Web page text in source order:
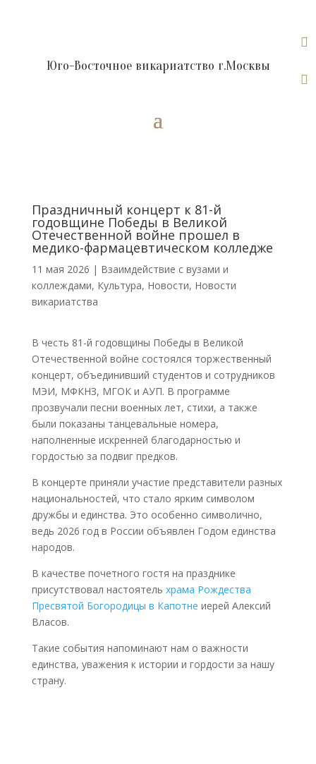


Юго-Восточное викариатство г.Москвы
Праздничный концерт к 81-й
годовщине Победы в Великой
Отечественной войне прошел в
медико-фармацевтическом колледже
11 мая 2026 | Взаимдействие с вузами и
коллеждами, Культура, Новости, Новости
викариатства
В честь 81-й годовщины Победы в Великой
Отечественной войне состоялся торжественный
концерт, объединивший студентов и сотрудников
МЭИ, МФКНЗ, МГОК и АУП. В программе
прозвучали песни военных лет, стихи, а также
были показаны танцевальные номера,
наполненные искренней благодарностью и
гордостью за подвиг предков.
В концерте приняли участие представители разных
национальностей, что стало ярким символом
дружбы и единства. Это особенно символично,
ведь 2026 год в России объявлен Годом единства
народов.
В качестве почетного гостя на празднике
присутствовал настоятель храма Рождества
Пресвятой Богородицы в Капотне иерей Алексий
Власов.
Такие события напоминают нам о важности
единства, уважения к истории и гордости за нашу
страну.